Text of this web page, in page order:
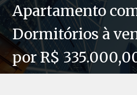
Apartamento
Dormitórios à
por R$